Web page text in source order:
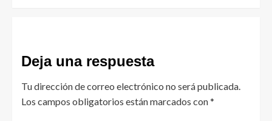
Deja una respuesta
Tu dirección de correo electrónico no será publicada.
Los campos obligatorios están marcados con*